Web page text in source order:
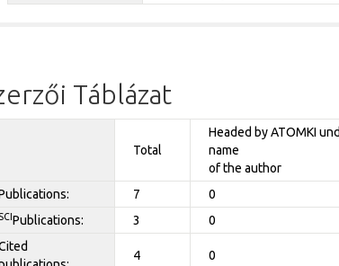
Táblázat
Total
Headed by ATOMKI
name
of the author
7 0
Publications: 3 0
4 0